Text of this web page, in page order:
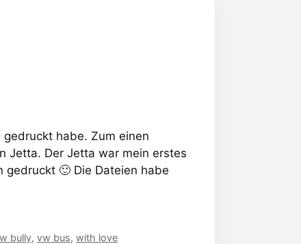
habe. Zum einen
Jetta. Der Jetta war mein erstes
🙂 Die Dateien habe
bully,vw bus,with love